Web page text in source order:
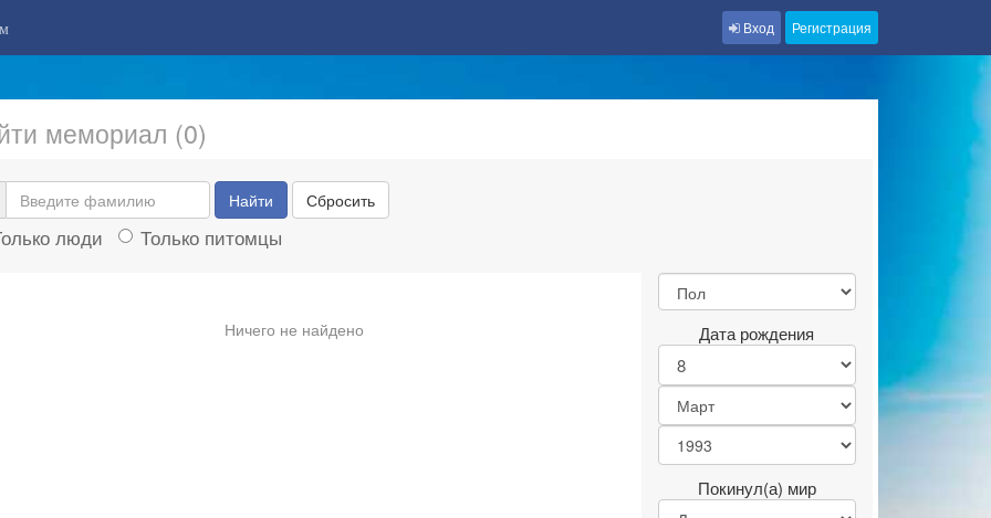
Вход Регистрация
мемориал (0)
Найти Сбросить
люди Только питомцы
Ничего не найдено Дата рождения
Покинул(а) мир